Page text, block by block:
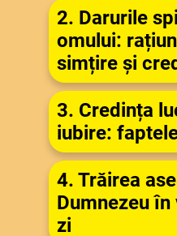
2. Darurile
omului:
simțire și
3. Credința
iubire:
4. Trăirea
Dumnezeu
zi